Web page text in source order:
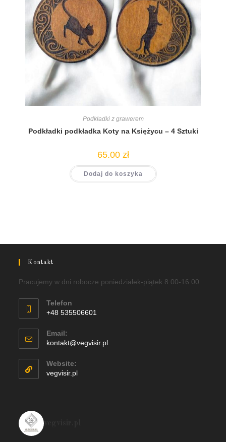
Podkładki z grawerem
Podkładki podkładka Koty na Księżycu – 4 Sztuki
65.00 zł
Dodaj do koszyka
Kontakt
Pracujemy w dni robocze poniedziałek-piątek 8:00-16:00
Telefon
+48 535506601
Email:
kontakt@vegvisir.pl
Website:
vegvisir.pl